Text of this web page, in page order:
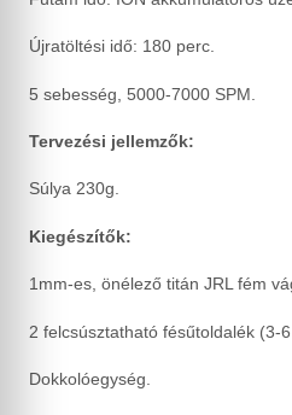
Újratöltési idő: 180 perc.
5 sebesség, 5000-7000 SPM.
Tervezési jellemzők:
Súlya 230g.
Kiegészítők:
1mm-es, önélező titán JRL fém
2 felcsúsztatható fésűtoldalék (3-
Dokkolóegység.